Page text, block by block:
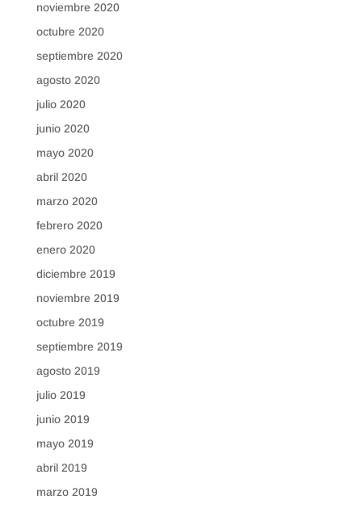
noviembre 2020
octubre 2020
septiembre 2020
agosto 2020
julio 2020
junio 2020
mayo 2020
abril 2020
marzo 2020
febrero 2020
enero 2020
diciembre 2019
noviembre 2019
octubre 2019
septiembre 2019
agosto 2019
julio 2019
junio 2019
mayo 2019
abril 2019
marzo 2019